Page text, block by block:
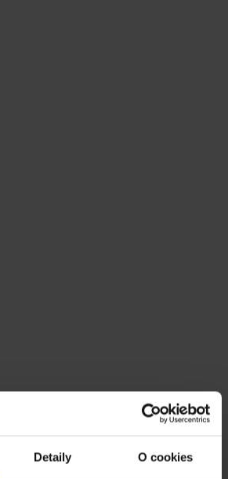
Detaily O cookies